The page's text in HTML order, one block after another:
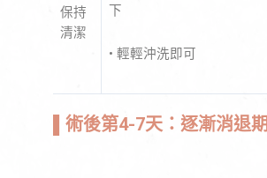
保持
清潔
下
• 輕輕沖洗即可
術後第4-7天：逐漸消退期